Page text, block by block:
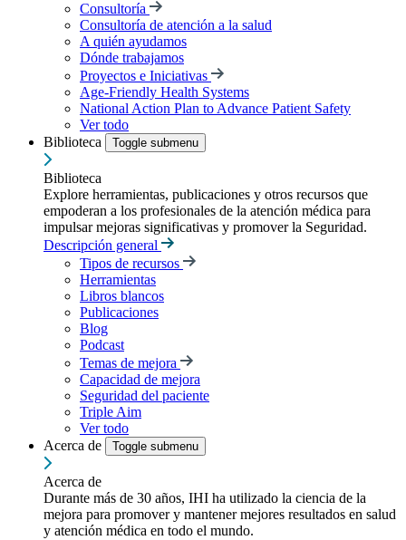
Consultoría
Consultoría de atención a la salud
A quién ayudamos
Dónde trabajamos
Proyectos e Iniciativas
Age-Friendly Health Systems
National Action Plan to Advance Patient Safety
Ver todo
Biblioteca
Toggle submenu
Biblioteca
Explore herramientas, publicaciones y otros recursos que
empoderan a los profesionales de la atención médica para
impulsar mejoras significativas y promover la Seguridad.
Descripción general
Tipos de recursos
Herramientas
Libros blancos
Publicaciones
Blog
Podcast
Temas de mejora
Capacidad de mejora
Seguridad del paciente
Triple Aim
Ver todo
Acerca de
Toggle submenu
Acerca de
Durante más de 30 años, IHI ha utilizado la ciencia de la
mejora para promover y mantener mejores resultados en salud
y atención médica en todo el mundo.